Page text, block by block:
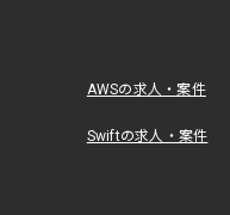
AWSの求人・案件
Swiftの求人・案件